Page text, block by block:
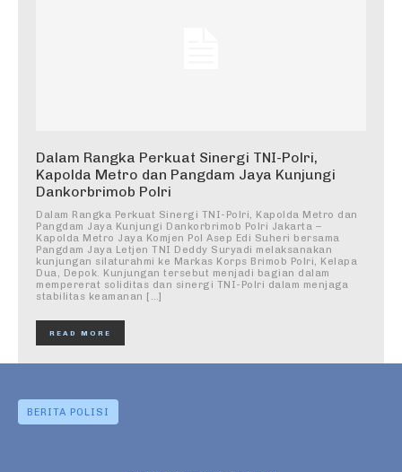
Dalam Rangka Perkuat Sinergi TNI-Polri,
Kapolda Metro dan Pangdam Jaya Kunjungi
Dankorbrimob Polri
Dalam Rangka Perkuat Sinergi TNI-Polri, Kapolda Metro dan
Pangdam Jaya Kunjungi Dankorbrimob Polri Jakarta –
Kapolda Metro Jaya Komjen Pol Asep Edi Suheri bersama
Pangdam Jaya Letjen TNI Deddy Suryadi melaksanakan
kunjungan silaturahmi ke Markas Korps Brimob Polri, Kelapa
Dua, Depok. Kunjungan tersebut menjadi bagian dalam
mempererat soliditas dan sinergi TNI-Polri dalam menjaga
stabilitas keamanan […]
READ MORE
BERITA POLISI